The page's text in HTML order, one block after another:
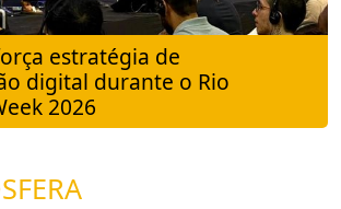
estratégia de
digital durante o Rio
2026